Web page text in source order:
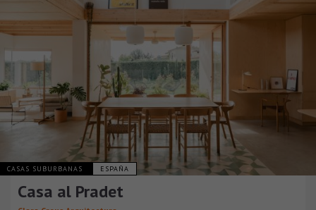
CASAS SUBURBANAS ESPAÑA
Casa al Pradet